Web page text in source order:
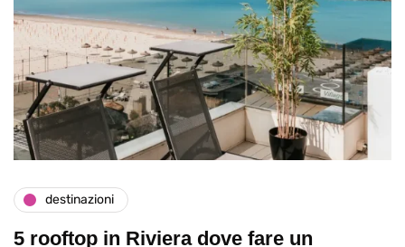
destinazioni
5 rooftop in Riviera dove fare un